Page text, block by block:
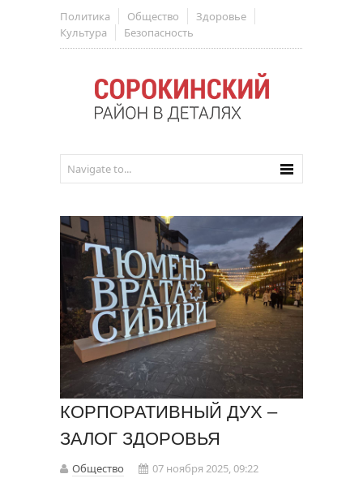
Политика Общество
Здоровье
Культура
Безопасность
КОРПОРАТИВНЫЙ ДУХ –
ЗАЛОГ ЗДОРОВЬЯ
Общество
07 ноября 2025, 09:22